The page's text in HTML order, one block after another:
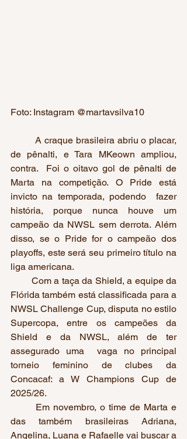
Foto: Instagram @martavsilva10
         A craque brasileira abriu o placar,
de pênalti, e Tara MKeown ampliou,
contra.  Foi o oitavo gol de pênalti de
Marta na competição. O Pride está
invicto na temporada, podendo  fazer
história, porque nunca houve um
campeão da NWSL sem derrota. Além
disso, se o Pride for o campeão dos
playoffs, este será seu primeiro título na
liga americana.
Flórida também está classificada para a
NWSL Challenge Cup, disputa no estilo
Supercopa, entre os campeões da
Shield e da NWSL, além de ter
assegurado uma  vaga no principal
torneio feminino de clubes da
Concacaf: a W Champions Cup de
2025/26.
das também brasileiras Adriana,
Angelina, Luana e Rafaelle vai buscar a